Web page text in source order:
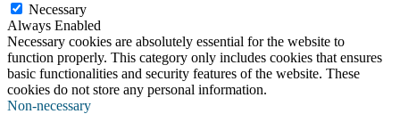
Necessary
Always Enabled
Necessary cookies are absolutely essential for the website to
function properly. This category only includes cookies that ensures
basic functionalities and security features of the website. These
cookies do not store any personal information.
Non-necessary